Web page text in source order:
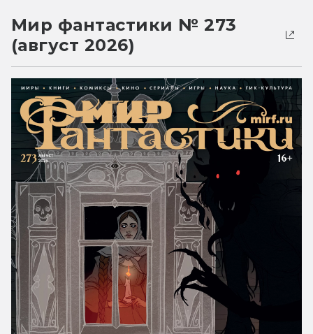
Мир фантастики № 273
(август 2026)